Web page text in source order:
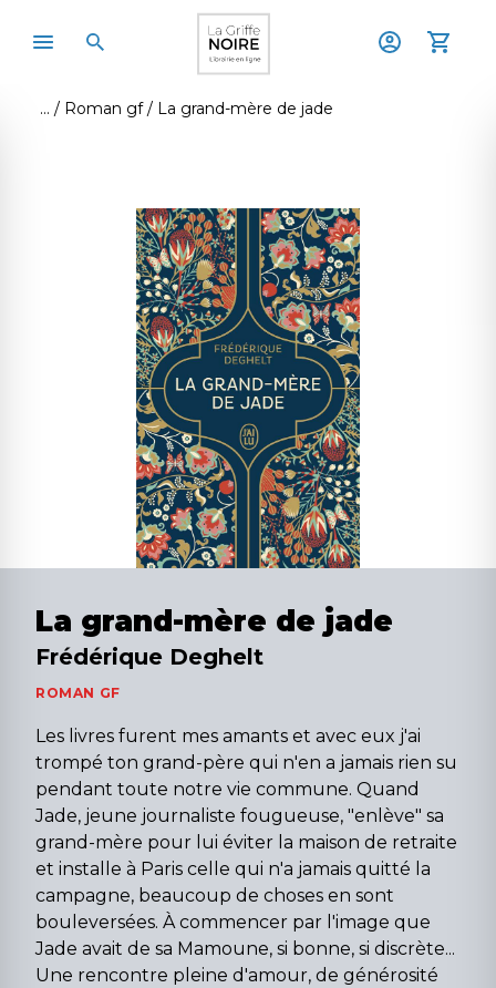
Roman gf La grand-mère de jade
La grand-mère de jade
Frédérique Deghelt
ROMAN GF
Les livres furent mes amants et avec eux j'ai
trompé ton grand-père qui n'en a jamais rien su
pendant toute notre vie commune. Quand
Jade, jeune journaliste fougueuse, "enlève" sa
grand-mère pour lui éviter la maison de retraite
et installe à Paris celle qui n'a jamais quitté la
campagne, beaucoup de choses en sont
bouleversées. À commencer par l'image que
Jade avait de sa Mamoune, si bonne, si discrète...
Une rencontre pleine d'amour, de générosité